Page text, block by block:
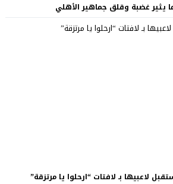
يثير غضبة وقلق جماهير الأهلي
لاعبيها بـ لافتات “ارحلوا يا مرتزقة”